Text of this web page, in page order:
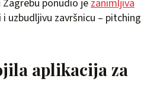
ponudio je zanimljiva
i uzbudljivu završnicu – pitching
aplikacija za